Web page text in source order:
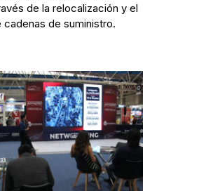
de la relocalización y el
de suministro.